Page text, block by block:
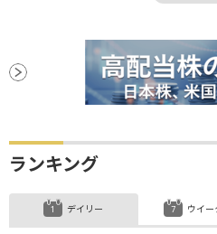
ランキング
デイリー ウイー